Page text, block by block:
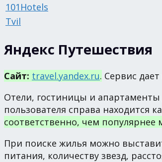
101Hotels
Tvil
Яндекс Путешествия
Сайт: travel.yandex.ru. Сервис
Отели, гостиницы и
пользователя справа находится
соответственно, чем
При поиске жилья можно
питания, количеству звезд,